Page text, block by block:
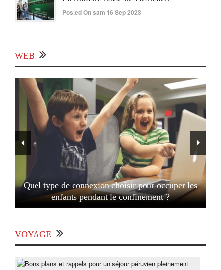
Posted On sam 16 Sep 2023
WEB
Quel type de connexion choisir pour occuper les
enfants pendant le confinement ?
VOYAGE